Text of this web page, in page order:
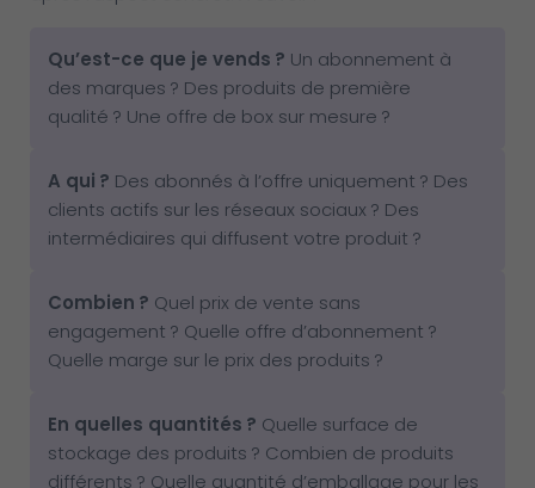
Qu’est-ce que je vends ? Un abonnement à
des marques ? Des produits de première
qualité ? Une offre de box sur mesure ?
A qui ? Des abonnés à l’offre uniquement ? Des
clients actifs sur les réseaux sociaux ? Des
intermédiaires qui diffusent votre produit ?
Combien ? Quel prix de vente sans
engagement ? Quelle offre d’abonnement ?
Quelle marge sur le prix des produits ?
En quelles quantités ? Quelle surface de
stockage des produits ? Combien de produits
différents ? Quelle quantité d’emballage pour les